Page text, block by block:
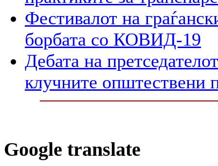
Фестивалот на
борбата со КОВИД-19
Дебата на
клучните општествени
Google translate